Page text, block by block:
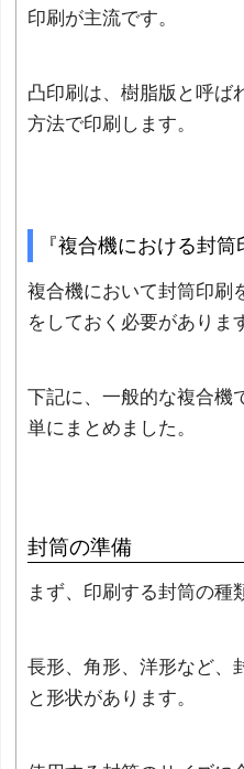
印刷が主流です。
凸印刷は、樹脂版と呼ば
方法で印刷します。
『複合機における封筒
複合機において封筒印刷
をしておく必要がありま
下記に、一般的な複合機
単にまとめました。
封筒の準備
まず、印刷する封筒の種
長形、角形、洋形など、
と形状があります。